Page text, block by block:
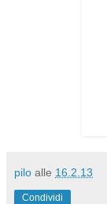
pilo alle 16.2.13
Condividi